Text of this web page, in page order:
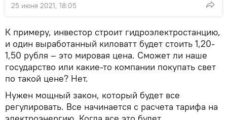
25 июня 2021, 18:05
К примеру, инвестор строит гидроэлектростанцию,
и один выработанный киловатт будет стоить 1,20-
1,50 рубля – это мировая цена. Сможет ли наше
государство или какие-то компании покупать свет
по такой цене? Нет.
Нужен мощный закон, который будет все
регулировать. Все начинается с расчета тарифа на